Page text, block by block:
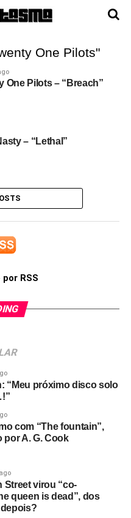
One Pilots"
One Pilots – “Breach”
– “Lethal”
por RSS
“Meu próximo disco solo
com “The fountain”,
A. G. Cook
Street virou “co-
queen is dead”, dos